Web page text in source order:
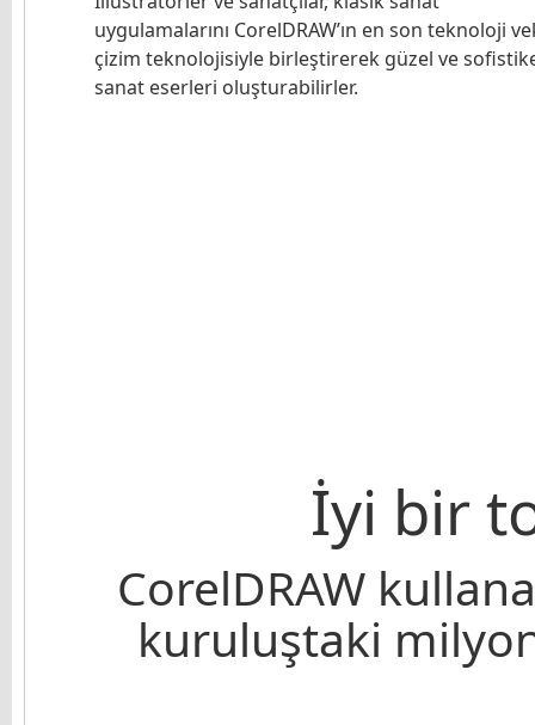
uygulamalarını CorelDRAW’ın en son teknoloji
çizim teknolojisiyle birleştirerek güzel ve
sanat eserleri oluşturabilirler.
İyi bir
CorelDRAW
kuruluştaki